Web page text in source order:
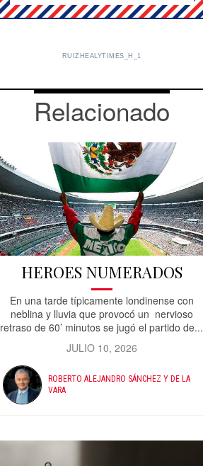
RUIZHEALYTIMES_H_1
Relacionado
HEROES NUMERADOS
En una tarde típicamente londinense con
neblina y lluvia que provocó un nervioso
retraso de 60’ minutos se jugó el partido de...
JULIO 10, 2026
ROBERTO ALEJANDRO SÁNCHEZ Y DE LA
VARA